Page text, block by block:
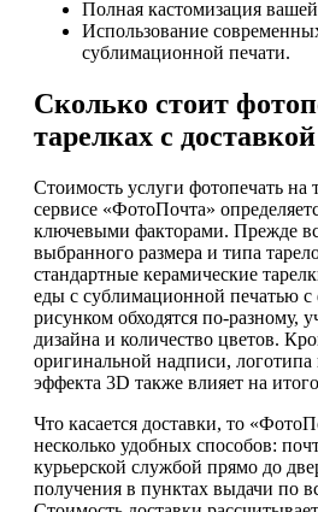
Полная кастомизация
Использование
сублимационной печати.
Сколько стоит
тарелках с доставкой
Стоимость услуги фотопечать на
сервисе «ФотоПочта»
ключевыми факторами. Прежде
выбранного размера и типа
стандартные керамические
еды с сублимационной печатью с
рисунком обходятся по-разному,
дизайна и количество цветов.
оригинальной надписи,
эффекта 3D также влияет на
Что касается доставки, то
несколько удобных способов:
курьерской службой прямо до
получения в пунктах выдачи по